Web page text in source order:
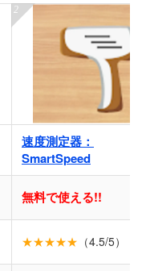
速度測定器：
SmartSpeed
無料で使える!!
★★★★★ （4.5/5）